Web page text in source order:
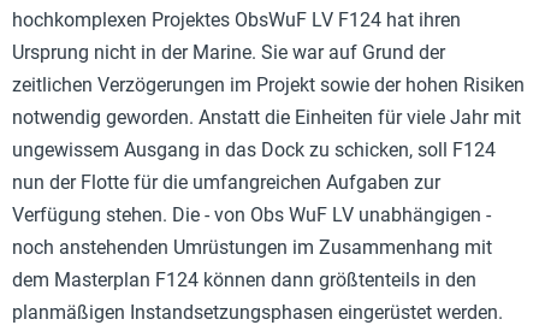
hochkomplexen Projektes ObsWuF LV F124 hat ihren
Ursprung nicht in der Marine. Sie war auf Grund der
zeitlichen Verzögerungen im Projekt sowie der hohen Risiken
notwendig geworden. Anstatt die Einheiten für viele Jahr mit
ungewissem Ausgang in das Dock zu schicken, soll F124
nun der Flotte für die umfangreichen Aufgaben zur
Verfügung stehen. Die - von Obs WuF LV unabhängigen -
noch anstehenden Umrüstungen im Zusammenhang mit
dem Masterplan F124 können dann größtenteils in den
planmäßigen Instandsetzungsphasen eingerüstet werden.